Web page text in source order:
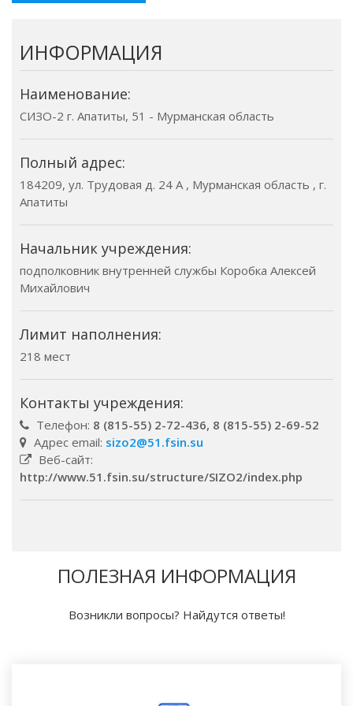
ИНФОРМАЦИЯ
Наименование:
СИЗО-2 г. Апатиты, 51 - Мурманская область
Полный адрес:
184209, ул. Трудовая д. 24 А , Мурманская область , г.
Апатиты
Начальник учреждения:
подполковник внутренней службы Коробка Алексей
Михайлович
Лимит наполнения:
218 мест
Контакты учреждения:
Телефон: 8 (815-55) 2-72-436, 8 (815-55) 2-69-52
Адрес email: sizo2@51.fsin.su
Веб-сайт:
http://www.51.fsin.su/structure/SIZO2/index.php
ПОЛЕЗНАЯ ИНФОРМАЦИЯ
Возникли вопросы? Найдутся ответы!